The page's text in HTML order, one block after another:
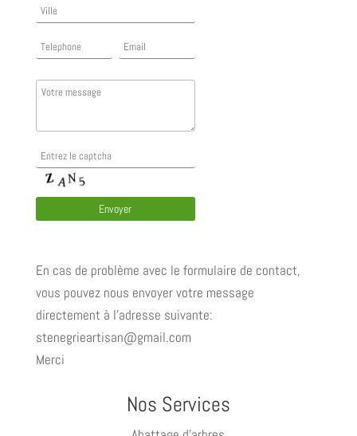
En cas de problème avec le formulaire de contact,
vous pouvez nous envoyer votre message
directement à l'adresse suivante:
stenegrieartisan@gmail.com
Merci
Nos Services